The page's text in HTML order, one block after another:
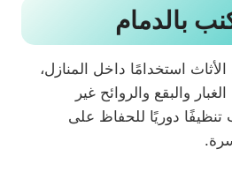
بالدمام
استخدامًا داخل المنازل،
والبقع والروائح غير
تنظيفًا دوريًا للحفاظ على